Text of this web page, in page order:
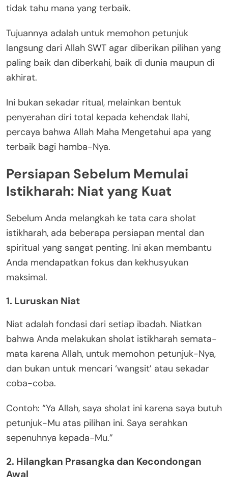
tidak tahu mana yang terbaik.
Tujuannya adalah untuk memohon petunjuk
langsung dari Allah SWT agar diberikan pilihan yang
paling baik dan diberkahi, baik di dunia maupun di
akhirat.
Ini bukan sekadar ritual, melainkan bentuk
penyerahan diri total kepada kehendak Ilahi,
percaya bahwa Allah Maha Mengetahui apa yang
terbaik bagi hamba-Nya.
Persiapan Sebelum Memulai
Istikharah: Niat yang Kuat
Sebelum Anda melangkah ke tata cara sholat
istikharah, ada beberapa persiapan mental dan
spiritual yang sangat penting. Ini akan membantu
Anda mendapatkan fokus dan kekhusyukan
maksimal.
1. Luruskan Niat
Niat adalah fondasi dari setiap ibadah. Niatkan
bahwa Anda melakukan sholat istikharah semata-
mata karena Allah, untuk memohon petunjuk-Nya,
dan bukan untuk mencari ‘wangsit’ atau sekadar
coba-coba.
Contoh: “Ya Allah, saya sholat ini karena saya butuh
petunjuk-Mu atas pilihan ini. Saya serahkan
sepenuhnya kepada-Mu.”
2. Hilangkan Prasangka dan Kecondongan
Awal